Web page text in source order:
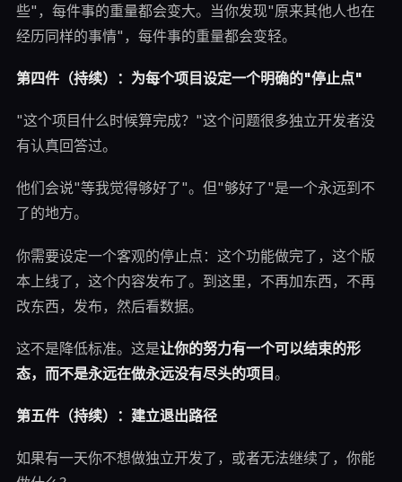
些"，每件事的重量都会变大。当你发现"原来其他人也在
经历同样的事情"，每件事的重量都会变轻。
第四件（持续）：为每个项目设定一个明确的"停止点"
"这个项目什么时候算完成？"这个问题很多独立开发者没
有认真回答过。
他们会说"等我觉得够好了"。但"够好了"是一个永远到不
了的地方。
你需要设定一个客观的停止点：这个功能做完了，这个版
本上线了，这个内容发布了。到这里，不再加东西，不再
改东西，发布，然后看数据。
这不是降低标准。这是让你的努力有一个可以结束的形
态，而不是永远在做永远没有尽头的项目。
第五件（持续）：建立退出路径
如果有一天你不想做独立开发了，或者无法继续了，你能